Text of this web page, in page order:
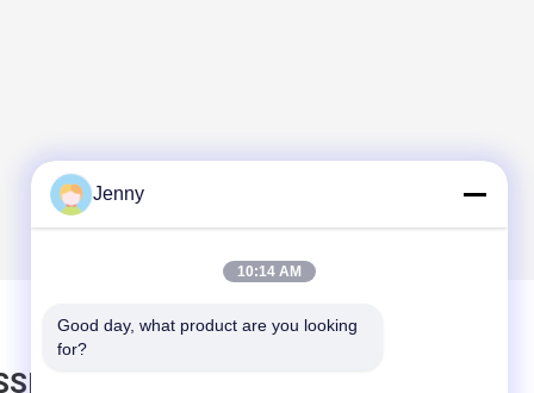
UN MESSAGE
Jenny
10:14 AM
Good day, what product are you looking
for?